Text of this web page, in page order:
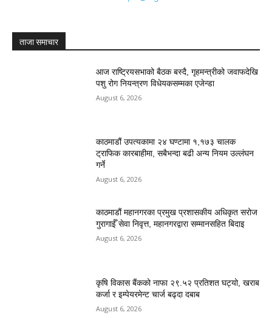
ताजा समाचार
आज राष्ट्रियसभाको बैठक बस्दै, गृहमन्त्रीको जवाफदेखि
पशु रोग नियन्त्रण विधेयकसम्मका एजेन्डा
August 6, 2026
काठमाडौं उपत्यकामा २४ घण्टामा १,१७३ चालक
ट्राफिक कारबाहीमा, सबैभन्दा बढी अन्य नियम उल्लंघन
गर्ने
August 6, 2026
काठमाडौं महानगरका प्रमुख प्रशासकीय अधिकृत सरोज
गुरागाईँ सेवा निवृत्त, महानगरद्वारा सम्मानसहित बिदाइ
August 6, 2026
कृषि विकास बैंकको नाफा २९.५२ प्रतिशत घट्यो, खराब
कर्जा र इम्पेयरमेन्ट चार्ज बढ्दा दबाब
August 6, 2026